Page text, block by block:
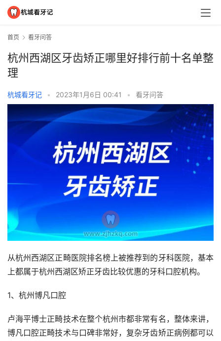
首页 看牙问答
杭州西湖区牙齿矫正哪里好排行前十名单整
理
杭城看牙记 • 2023年1月6日 00:41 • 看牙问答
从杭州西湖区正畸医院排名榜上被推荐到的牙科医院，基本
上都属于杭州西湖区矫正牙齿比较优惠的牙科口腔机构。
1、杭州博凡口腔
卢海平博士正畸技术在整个杭州市都非常有名，整体来讲，
博凡口腔正畸技术与口碑非常好，复杂牙齿矫正病例都可以